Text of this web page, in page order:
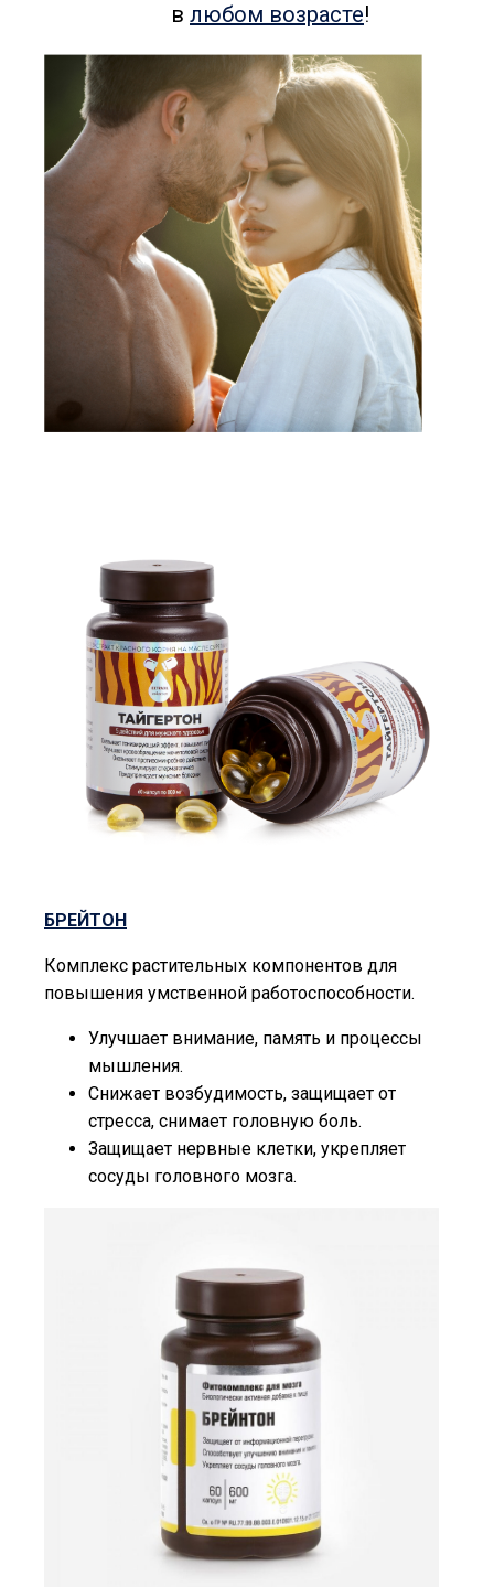
в любом возрасте!
БРЕЙТОН
Комплекс растительных компонентов для
повышения умственной работоспособности.
Улучшает внимание, память и процессы
мышления.
Снижает возбудимость, защищает от
стресса, снимает головную боль.
Защищает нервные клетки, укрепляет
сосуды головного мозга.